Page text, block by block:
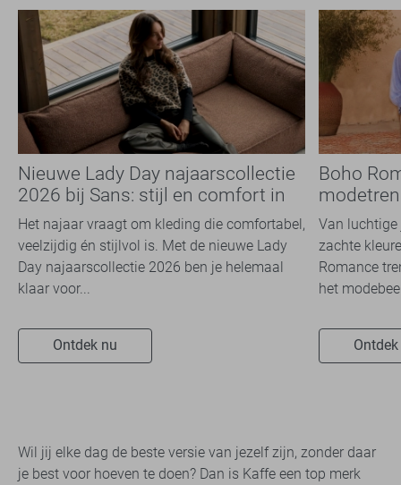
Nieuwe Lady Day najaarscollectie
2026 bij Sans: stijl en comfort in
travelkwaliteit
Het najaar vraagt om kleding die comfortabel,
veelzijdig én stijlvol is. Met de nieuwe Lady
Day najaarscollectie 2026 ben je helemaal
klaar voor...
Ontdek nu
Boho
overal
Van luchtige
zachte
Romance
het
Wil jij elke dag de beste versie van jezelf zijn, zonder daar
je best voor hoeven te doen? Dan is Kaffe een top merk